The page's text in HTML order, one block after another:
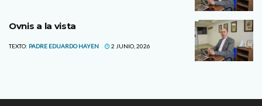
Ovnis a la vista
TEXTO: PADRE EDUARDO HAYEN 2 JUNIO, 2026